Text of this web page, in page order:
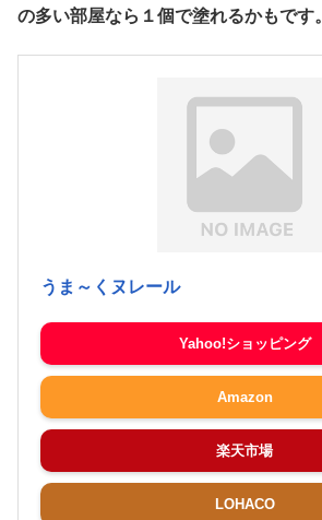
の多い部屋なら１個で塗れるかもです。
うま～くヌレール
Yahoo!ショッピング
Amazon
楽天市場
LOHACO